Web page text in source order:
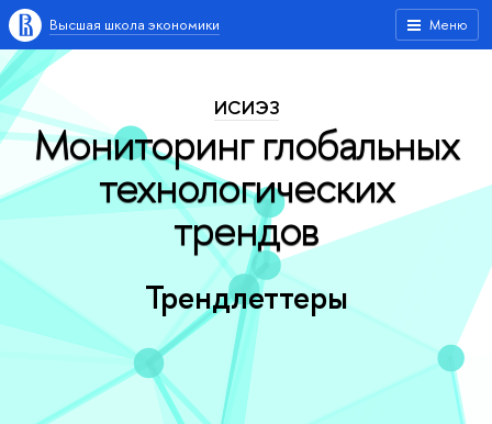
Меню
Высшая школа экономики
ИСИЭЗ
Мониторинг глобальных
технологических
трендов
Трендлеттеры